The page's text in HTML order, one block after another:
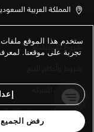
المملكة العربية
شروط الاستخدام
معلومات الشركة
سياسة الخصوصية والكوكيز
ستخدم هذا الموقع
تجربة على موقعنا.
رفض الجميع